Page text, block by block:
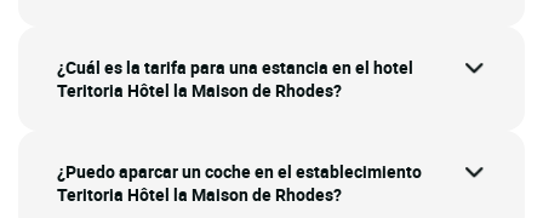
¿Cuál es la tarifa para una estancia en el hotel
Teritoria Hôtel la Maison de Rhodes?
¿Puedo aparcar un coche en el establecimiento
Teritoria Hôtel la Maison de Rhodes?